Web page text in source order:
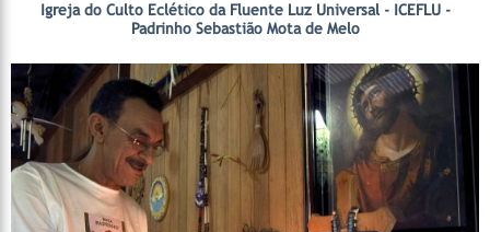
Igreja do Culto Eclético da Fluente Luz Universal - ICEFLU -
Padrinho Sebastião Mota de Melo